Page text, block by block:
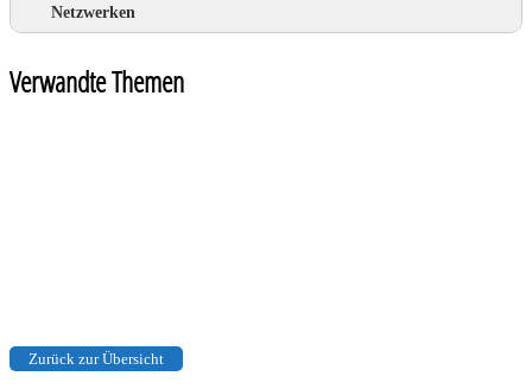
Netzwerken
Verwandte Themen
Zurück zur Übersicht